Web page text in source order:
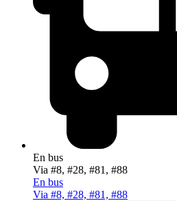
En bus
Via #8, #28, #81, #88
En bus
Via #8, #28, #81, #88